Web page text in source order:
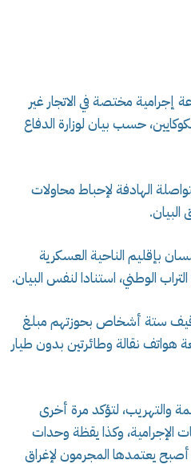
مختصة في الاتجار غير
، و أحبطت محاولة ترويج أزيد من 49 كلغ من الكوكايين، حسب بيان لوزارة الدفاع
الهادفة لإحباط محاولات
بإقليم الناحية العسكرية
الوطني، استنادا لنفس البيان.
من الكيف المعالج وتوقيف ستة أشخاص بحوزتهم مبلغ
هذا النشاط الإجرامي يزيد عن 236 مليون سنتيم و09 تسعة هواتف نقالة وطائرتين بدون طيار
والتهريب، لتؤكد مرة أخرى
الإجرامية، وكذا يقظة وحدات
يعتمدها المجرمون لإغراق